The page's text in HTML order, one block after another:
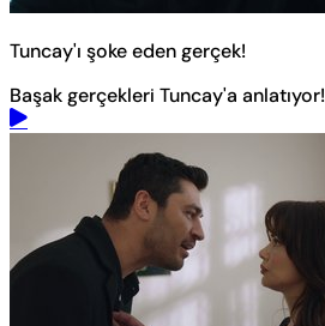
Tuncay'ı şoke eden gerçek!
Başak gerçekleri Tuncay'a anlatıyor!